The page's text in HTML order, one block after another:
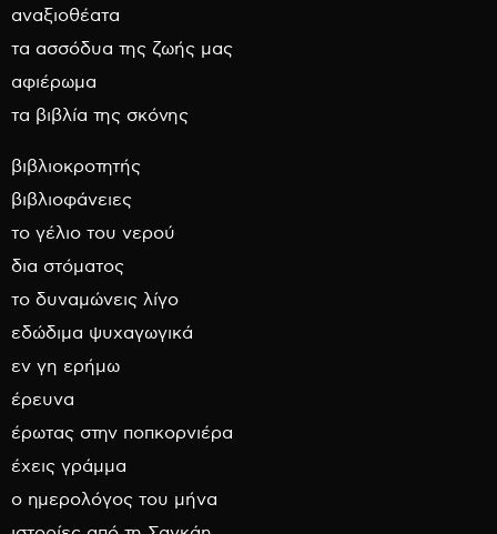
αναξιοθέατα
τα ασσόδυα της ζωής μας
αφιέρωμα
τα βιβλία της σκόνης
βιβλιοκροτητής
βιβλιοφάνειες
το γέλιο του νερού
δια στόματος
το δυναμώνεις λίγο
εδώδιμα ψυχαγωγικά
εν γη ερήμω
έρευνα
έρωτας στην ποπκορνιέρα
έχεις γράμμα
ο ημερολόγος του μήνα